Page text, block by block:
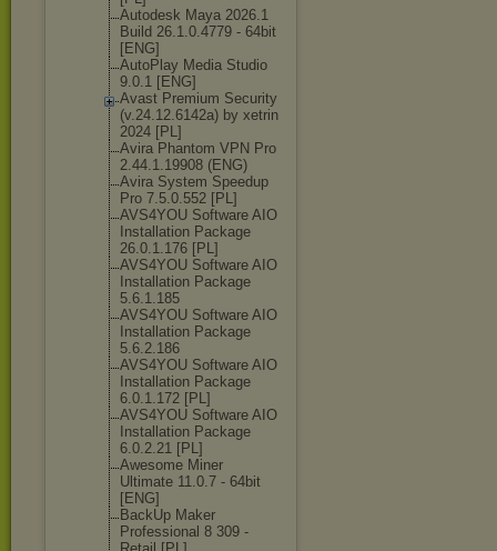
Autodesk Maya 2026.1
Build 26.1.0.4779 - 64bit
[ENG]
AutoPlay Media Studio
9.0.1 [ENG]
Avast Premium Security
(v.24.12.6142а) by xetrin
2024 [PL]
Avira Phantom VPN Pro
2.44.1.19908 (ENG)
Avira System Speedup
Pro 7.5.0.552 [PL]
AVS4YOU Software AIO
Installation Package
26.0.1.176 [PL]
AVS4YOU Software AIO
Installation Package
5.6.1.185
AVS4YOU Software AIO
Installation Package
5.6.2.186
AVS4YOU Software AIO
Installation Package
6.0.1.172 [PL]
AVS4YOU Software AIO
Installation Package
6.0.2.21 [PL]
Awesome Miner
Ultimate 11.0.7 - 64bit
[ENG]
BackUp Maker
Professional 8 309 -